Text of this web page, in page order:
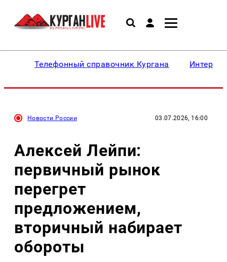
Телефонный справочник Кургана
Новости России 03.07.2026, 16:00
Алексей Лейпи:
первичный рынок
перегрет
предложением,
вторичный набирает
обороты